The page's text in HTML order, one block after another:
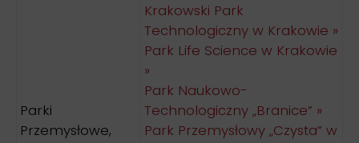
Parki
Przemysłowe,
Krakowski Park
Technologiczny w Krakowie »
Park Life Science w Krakowie
»
Park Naukowo-
Technologiczny „Branice” »
Park Przemysłowy „Czysta” w